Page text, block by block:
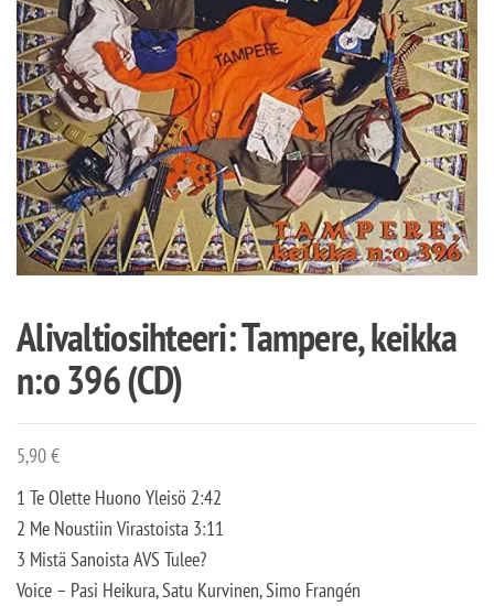
Alivaltiosihteeri: Tampere, keikka
n:o 396 (CD)
5,90€
1 Te Olette Huono Yleisö 2:42
2 Me Noustiin Virastoista 3:11
3 Mistä Sanoista AVS Tulee?
Voice – Pasi Heikura, Satu Kurvinen, Simo Frangén